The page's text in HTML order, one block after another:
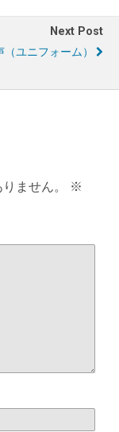
Next Post
ユニフォーム）
ません。
※